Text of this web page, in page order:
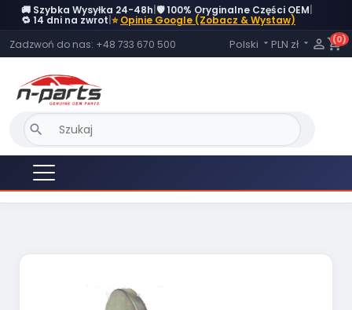
🚚 Szybka Wysyłka 24-48h 🛡️ 100% Oryginalne Części OEM
🔁 14 dni na zwrot ⭐Opinie Google (Zobacz & Wystaw)
Zadzwoń do nas: +48 733 670 500 Język:
Polski  PLN zł   shopping_cart
(0)
search
OBECNIE BRAK NA STANIE